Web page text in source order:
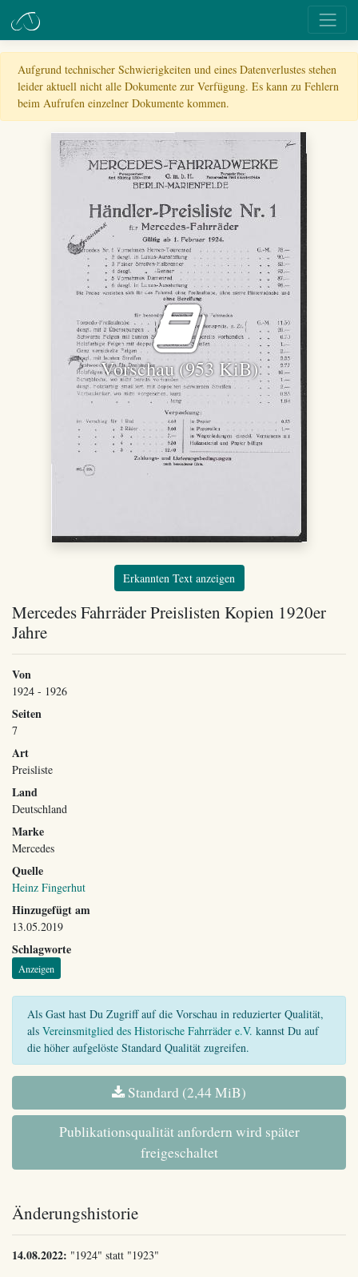
Aufgrund technischer Schwierigkeiten und eines Datenverlustes stehen
leider aktuell nicht alle Dokumente zur Verfügung. Es kann zu Fehlern
beim Aufrufen einzelner Dokumente kommen.
Vorschau (953 KiB)
Erkannten Text anzeigen
Mercedes Fahrräder Preislisten Kopien 1920er
Jahre
Von
1924 - 1926
Seiten
7
Art
Preisliste
Land
Deutschland
Marke
Mercedes
Quelle
Heinz Fingerhut
Hinzugefügt am
13.05.2019
Schlagworte
Anzeigen
Als Gast hast Du Zugriff auf die Vorschau in reduzierter Qualität,
als Vereinsmitglied des Historische Fahrräder e.V. kannst Du auf
die höher aufgelöste Standard Qualität zugreifen.
Standard (2,44 MiB)
Publikationsqualität anfordern wird später
freigeschaltet
Änderungshistorie
14.08.2022: "1924" statt "1923"